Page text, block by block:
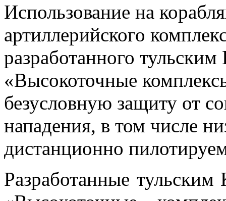
Использование на
артиллерийского
разработанного
«Высокоточные
безусловную защиту от
нападения, в том числе
дистанционно
Разработанные